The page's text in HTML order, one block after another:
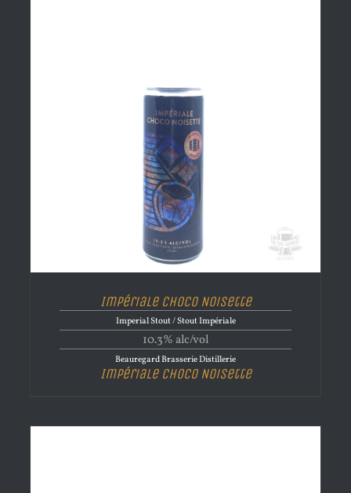
Impériale Choco Noisette
Imperial Stout / Stout Impériale
10.3% alc/vol
Beauregard Brasserie Distillerie
Impériale Choco Noisette